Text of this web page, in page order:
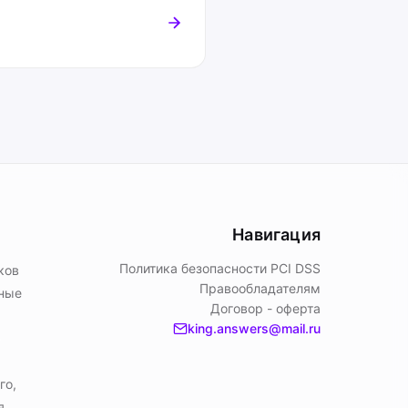
Навигация
Политика безопасности PСI DSS
Правообладателям
Договор - оферта
king.answers@mail.ru